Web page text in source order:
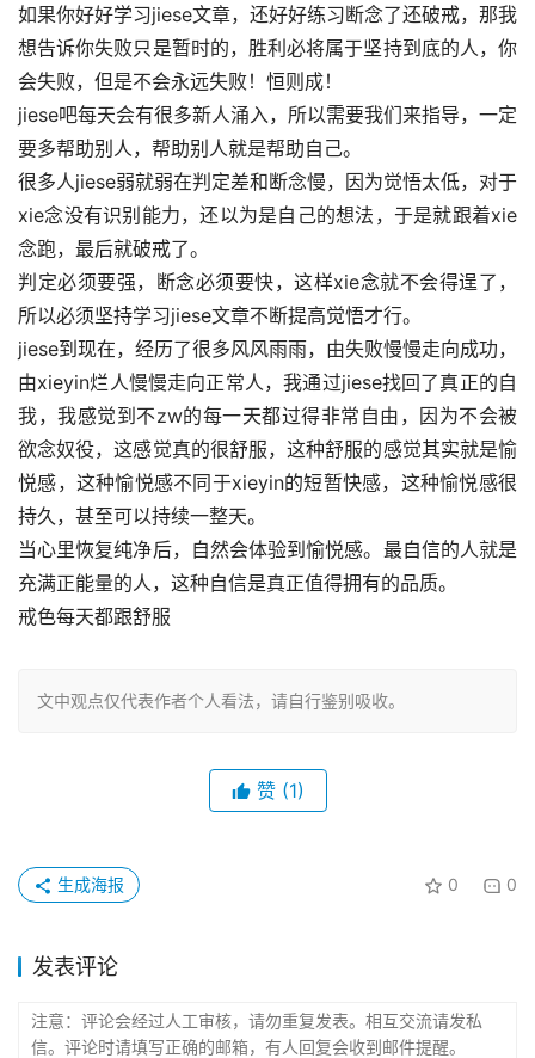
如果你好好学习jiese文章，还好好练习断念了还破戒，那我
想告诉你失败只是暂时的，胜利必将属于坚持到底的人，你
会失败，但是不会永远失败！恒则成！
jiese吧每天会有很多新人涌入，所以需要我们来指导，一定
要多帮助别人，帮助别人就是帮助自己。
很多人jiese弱就弱在判定差和断念慢，因为觉悟太低，对于
xie念没有识别能力，还以为是自己的想法，于是就跟着xie
念跑，最后就破戒了。
判定必须要强，断念必须要快，这样xie念就不会得逞了，
所以必须坚持学习jiese文章不断提高觉悟才行。
jiese到现在，经历了很多风风雨雨，由失败慢慢走向成功，
由xieyin烂人慢慢走向正常人，我通过jiese找回了真正的自
我，我感觉到不zw的每一天都过得非常自由，因为不会被
欲念奴役，这感觉真的很舒服，这种舒服的感觉其实就是愉
悦感，这种愉悦感不同于xieyin的短暂快感，这种愉悦感很
持久，甚至可以持续一整天。
当心里恢复纯净后，自然会体验到愉悦感。最自信的人就是
充满正能量的人，这种自信是真正值得拥有的品质。
戒色每天都跟舒服
文中观点仅代表作者个人看法，请自行鉴别吸收。
赞 (1)
0 0
生成海报
发表评论